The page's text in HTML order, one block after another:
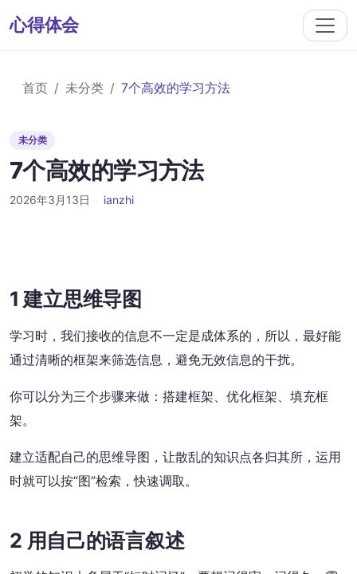
心得体会
首页 未分类 7个高效的学习方法
未分类
7个高效的学习方法
2026年3月13日 ianzhi
1 建立思维导图
学习时，我们接收的信息不一定是成体系的，所以，最好能
通过清晰的框架来筛选信息，避免无效信息的干扰。
你可以分为三个步骤来做：搭建框架、优化框架、填充框
架。
建立适配自己的思维导图，让散乱的知识点各归其所，运用
时就可以按“图”检索，快速调取。
2 用自己的语言叙述